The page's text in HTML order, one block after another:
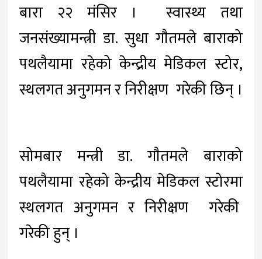
बारा २२ मंसिर । स्वास्थ्य तथा
जनसंख्यामन्त्री डा. सुधा गाैतमले बाराको
पथलैयामा रहेको केन्द्रीय मेडिकल स्टोर,
स्थलगत अनुगमन र निरीक्षण गरेकी छिन् ।
सोमबार मन्त्री डा. गाैतमले बाराको
पथलैयामा रहेको केन्द्रीय मेडिकल स्टोरमा
स्थलगत अनुगमन र निरीक्षण गरेकी
गरेकी हुन् ।